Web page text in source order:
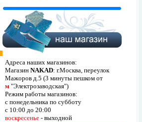
Адреса наших магазинов:
Магазин NAKAD: г.Москва, переулок
Мажоров д.5 (3 минуты пешком от
м "Электрозаводская")
Режим работы магазинов:
с понедельника по субботу
с 10:00 до 20:00
воскресенье - выходной